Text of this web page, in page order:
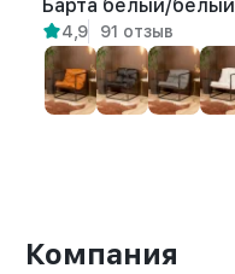
Барта белый/белый
4,9 91 отзыв
Компания